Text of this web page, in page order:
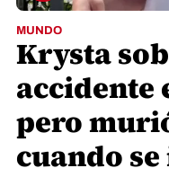
MUNDO
Krysta
accidente
pero
cuando